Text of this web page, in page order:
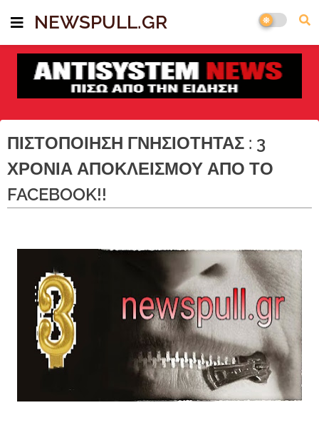
NEWSPULL.GR
ΠΙΣΤΟΠΟΙΗΣΗ ΓΝΗΣΙΟΤΗΤΑΣ : 3
ΧΡΟΝΙΑ ΑΠΟΚΛΕΙΣΜΟΥ ΑΠΟ ΤΟ
FACEBOOK!!